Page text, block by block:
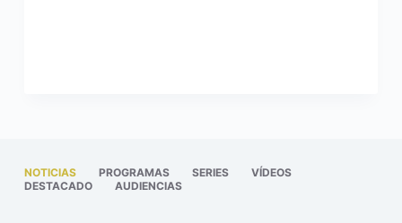
NOTICIAS PROGRAMAS SERIES
VÍDEOS
DESTACADO
AUDIENCIAS